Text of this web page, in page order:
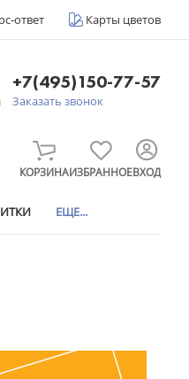
ответ Карты цветов
+7(495)150-77-57
Заказать звонок
КОРЗИНАИЗБРАННОЕВХОД
ЕЩЕ...